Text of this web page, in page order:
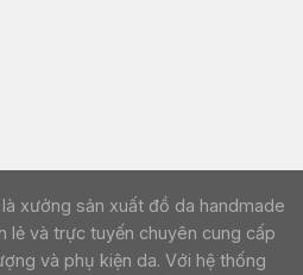
xưởng sản xuất đồ da handmade
lẻ và trực tuyến chuyên cung cấp
và phụ kiện da. Với hệ thống